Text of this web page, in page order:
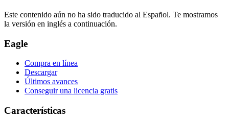
Este contenido aún no ha sido traducido al Español. Te mostramos
la versión en inglés a continuación.
Eagle
Compra en línea
Descargar
Últimos avances
Conseguir una licencia gratis
Características